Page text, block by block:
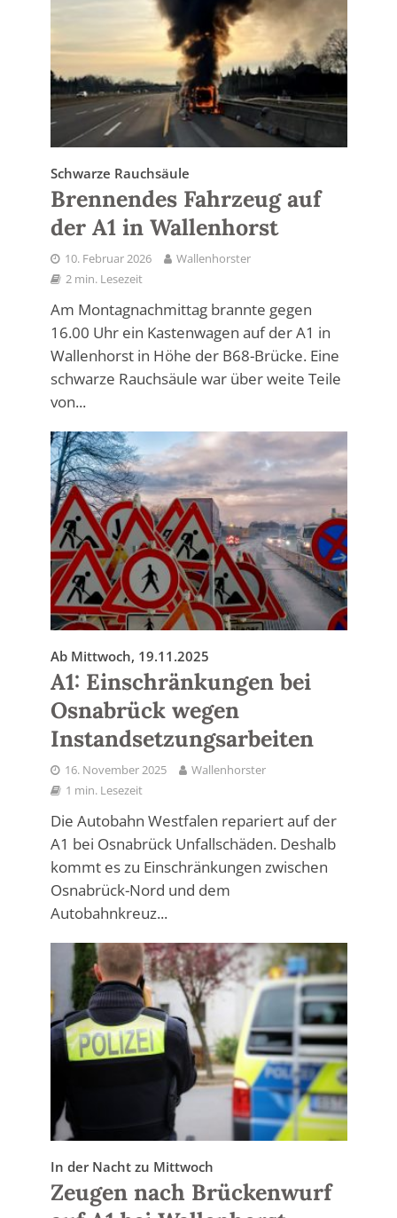
Schwarze Rauchsäule
Brennendes Fahrzeug auf
der A1 in Wallenhorst
10. Februar 2026
Wallenhorster
2 min. Lesezeit
Am Montagnachmittag brannte gegen
16.00 Uhr ein Kastenwagen auf der A1 in
Wallenhorst in Höhe der B68-Brücke. Eine
schwarze Rauchsäule war über weite Teile
von...
Ab Mittwoch, 19.11.2025
A1: Einschränkungen bei
Osnabrück wegen
Instandsetzungsarbeiten
16. November 2025
Wallenhorster
1 min. Lesezeit
Die Autobahn Westfalen repariert auf der
A1 bei Osnabrück Unfallschäden. Deshalb
kommt es zu Einschränkungen zwischen
Osnabrück-Nord und dem
Autobahnkreuz...
In der Nacht zu Mittwoch
Zeugen nach Brückenwurf